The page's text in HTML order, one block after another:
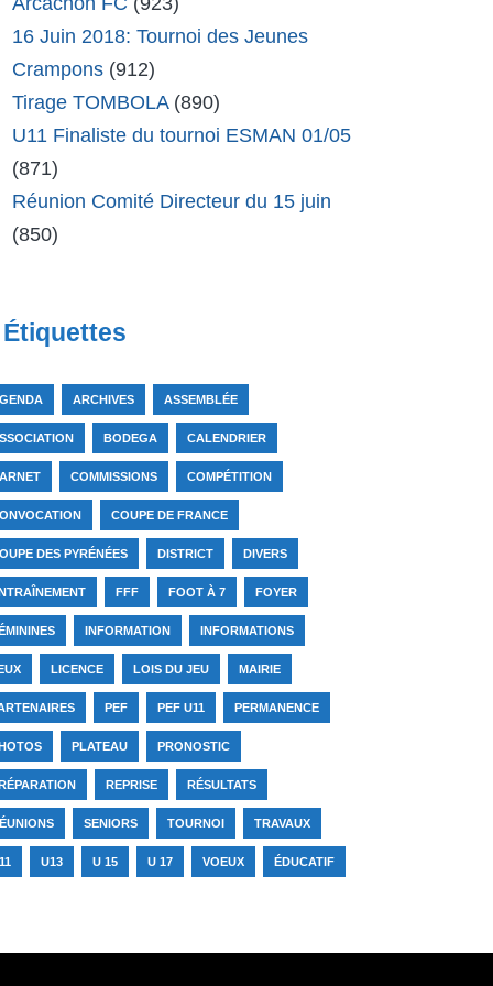
16 Juin 2018: Tournoi des Jeunes
Crampons (912)
Tirage TOMBOLA (890)
U11 Finaliste du tournoi ESMAN 01/05
(871)
Réunion Comité Directeur du 15 juin
(850)
Étiquettes
ARCHIVES ASSEMBLÉE
BODEGA CALENDRIER
COMMISSIONS COMPÉTITION
COUPE DE FRANCE
DES PYRÉNÉES DISTRICT DIVERS
FFF FOOT À 7 FOYER
INFORMATION INFORMATIONS
LICENCE LOIS DU JEU MAIRIE
PEF PEF U11 PERMANENCE
PLATEAU PRONOSTIC
REPRISE RÉSULTATS
SENIORS TOURNOI TRAVAUX
U13 U 15 U 17 VOEUX ÉDUCATIF